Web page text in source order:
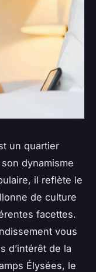
un quartier
dynamisme
il reflète le
de culture
facettes.
vous
d’intérêt de la
Élysées, le